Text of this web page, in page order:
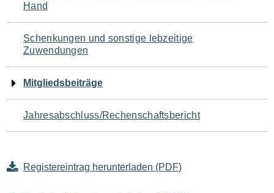
Hand
Schenkungen und sonstige lebzeitige
Zuwendungen
Mitgliedsbeiträge
Jahresabschluss/Rechenschaftsbericht
Registereintrag herunterladen (PDF)